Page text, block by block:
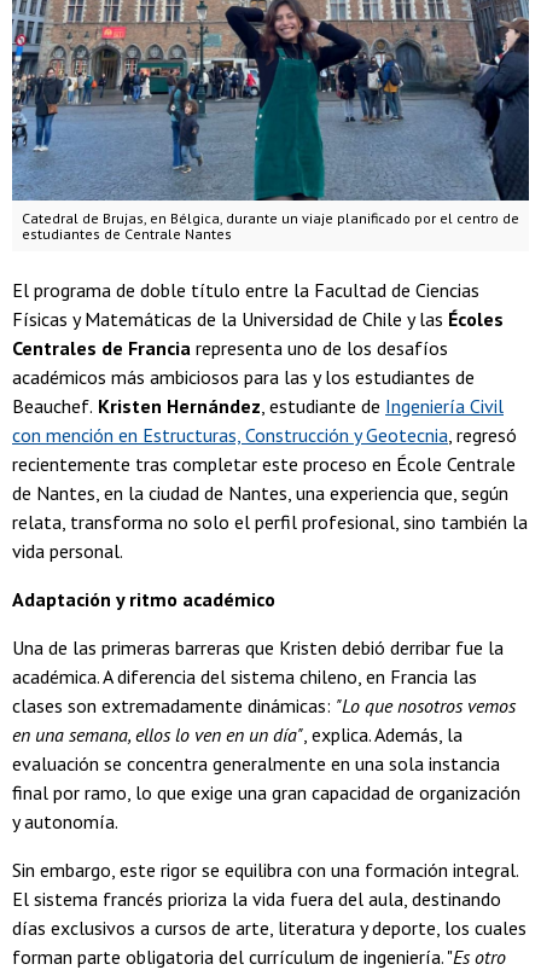
Catedral de Brujas, en Bélgica, durante un viaje planificado por el centro de
estudiantes de Centrale Nantes
El programa de doble título entre la Facultad de Ciencias
Físicas y Matemáticas de la Universidad de Chile y las Écoles
Centrales de Francia representa uno de los desafíos
académicos más ambiciosos para las y los estudiantes de
Beauchef. Kristen Hernández , estudiante de Ingeniería Civil
con mención en Estructuras, Construcción y Geotecnia , regresó
recientemente tras completar este proceso en École Centrale
de Nantes, en la ciudad de Nantes, una experiencia que, según
relata, transforma no solo el perfil profesional, sino también la
vida personal.
Adaptación y ritmo académico
Una de las primeras barreras que Kristen debió derribar fue la
académica. A diferencia del sistema chileno, en Francia las
clases son extremadamente dinámicas: "Lo que nosotros vemos
en una semana, ellos lo ven en un día" , explica. Además, la
evaluación se concentra generalmente en una sola instancia
final por ramo, lo que exige una gran capacidad de organización
y autonomía.
Sin embargo, este rigor se equilibra con una formación integral.
El sistema francés prioriza la vida fuera del aula, destinando
días exclusivos a cursos de arte, literatura y deporte, los cuales
forman parte obligatoria del currículum de ingeniería. "Es otro